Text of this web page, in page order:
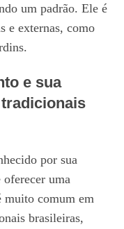
um padrão. Ele é
e externas, como
e sua
por sua
uma
muito comum em
brasileiras,